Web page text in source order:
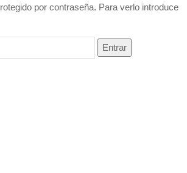
por contraseña. Para verlo introduce